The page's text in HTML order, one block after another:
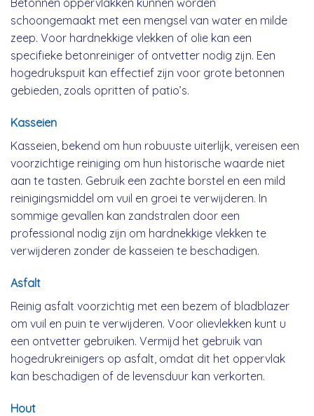
Betonnen oppervlakken kunnen worden
schoongemaakt met een mengsel van water en milde
zeep. Voor hardnekkige vlekken of olie kan een
specifieke betonreiniger of ontvetter nodig zijn. Een
hogedrukspuit kan effectief zijn voor grote betonnen
gebieden, zoals opritten of patio’s.
Kasseien
Kasseien, bekend om hun robuuste uiterlijk, vereisen een
voorzichtige reiniging om hun historische waarde niet
aan te tasten. Gebruik een zachte borstel en een mild
reinigingsmiddel om vuil en groei te verwijderen. In
sommige gevallen kan zandstralen door een
professional nodig zijn om hardnekkige vlekken te
verwijderen zonder de kasseien te beschadigen.
Asfalt
Reinig asfalt voorzichtig met een bezem of bladblazer
om vuil en puin te verwijderen. Voor olievlekken kunt u
een ontvetter gebruiken. Vermijd het gebruik van
hogedrukreinigers op asfalt, omdat dit het oppervlak
kan beschadigen of de levensduur kan verkorten.
Hout